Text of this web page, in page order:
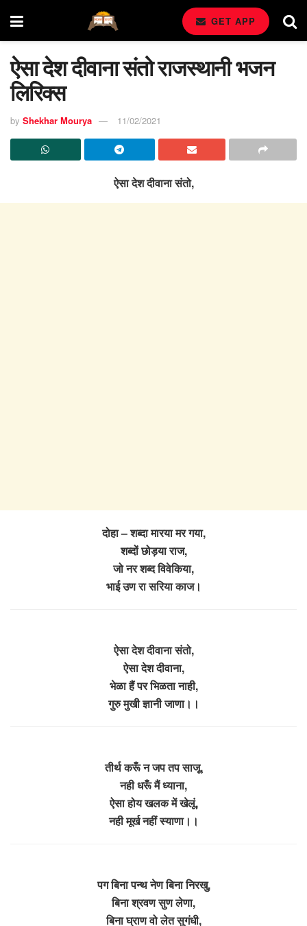
GET APP
ऐसा देश दीवाना संतो राजस्थानी भजन
लिरिक्स
by Shekhar Mourya 11/02/2021
ऐसा देश दीवाना संतो,
दोहा – शब्दा मारया मर गया,
शब्दों छोड़या राज,
जो नर शब्द विवेकिया,
भाई उण रा सरिया काज।
ऐसा देश दीवाना संतो,
ऐसा देश दीवाना,
भेळा हैं पर भिळता नाही,
गुरु मुखी ज्ञानी जाणा।।
तीर्थ करूँ न जप तप साजू,
नही धरूँ मैं ध्याना,
ऐसा होय खलक में खेलूं,
नही मूर्ख नहीं स्याणा।।
पग बिना पन्थ नेण बिना निरखु,
बिना श्रवण सुण लेणा,
बिना घ्राण वो लेत सुगंधी,